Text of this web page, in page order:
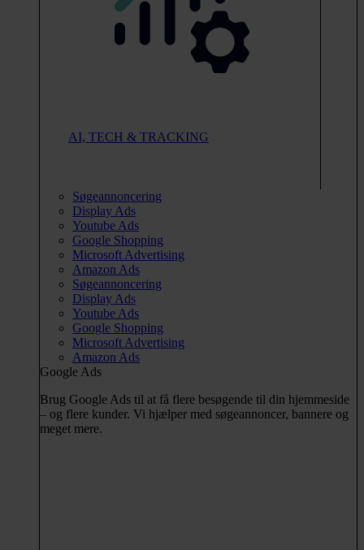
AI, TECH & TRACKING
Søgeannoncering
Display Ads
Youtube Ads
Google Shopping
Microsoft Advertising
Amazon Ads
Søgeannoncering
Display Ads
Youtube Ads
Google Shopping
Microsoft Advertising
Amazon Ads
Google Ads
Brug Google Ads til at få flere besøgende til din hjemmeside
– og flere kunder. Vi hjælper med søgeannoncer, bannere og
meget mere.